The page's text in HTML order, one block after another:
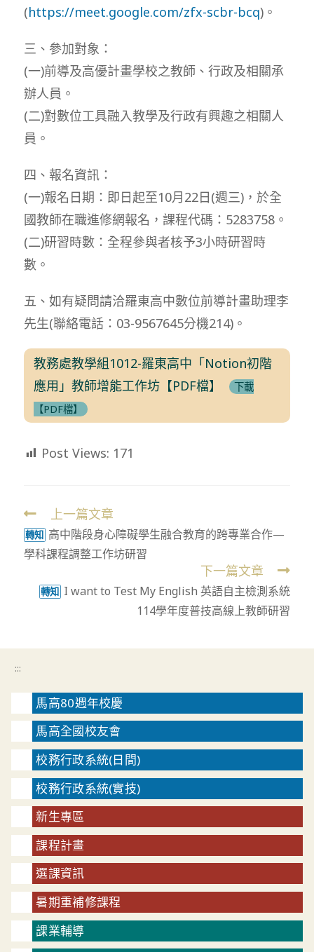
(https://meet.google.com/zfx-scbr-bcq)。
三、參加對象：
(一)前導及高優計畫學校之教師、行政及相關承
辦人員。
(二)對數位工具融入教學及行政有興趣之相關人
員。
四、報名資訊：
(一)報名日期：即日起至10月22日(週三)，於全
國教師在職進修網報名，課程代碼：5283758。
(二)研習時數：全程參與者核予3小時研習時
數。
五、如有疑問請洽羅東高中數位前導計畫助理李
先生(聯絡電話：03-9567645分機214)。
教務處教學組1012-羅東高中「Notion初階
應用」教師增能工作坊【PDF檔】
下載
【PDF檔】
Post Views: 171
Read
more
articles
上一篇文章
轉知 高中階段身心障礙學生融合教育的跨專業合作—
學科課程調整工作坊研習
下一篇文章
轉知 I want to Test My English 英語自主檢測系統
114學年度普技高線上教師研習
:::
馬高80週年校慶
馬高全國校友會
校務行政系統(日間)
校務行政系統(實技)
新生專區
課程計畫
選課資訊
暑期重補修課程
課業輔導